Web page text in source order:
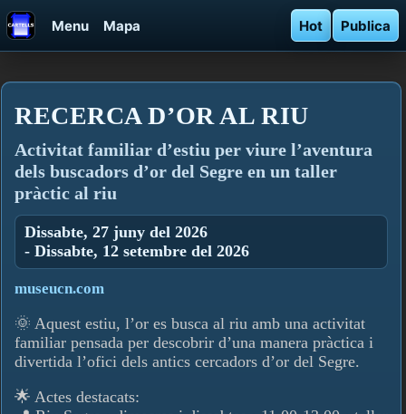
Menu Mapa Hot Publica
RECERCA D’OR AL RIU
Activitat familiar d’estiu per viure l’aventura
dels buscadors d’or del Segre en un taller
pràctic al riu
Dissabte, 27 juny del 2026
- Dissabte, 12 setembre del 2026
museucn.com
🌞 Aquest estiu, l’or es busca al riu amb una activitat
familiar pensada per descobrir d’una manera pràctica i
divertida l’ofici dels antics cercadors d’or del Segre.
🌟 Actes destacats: